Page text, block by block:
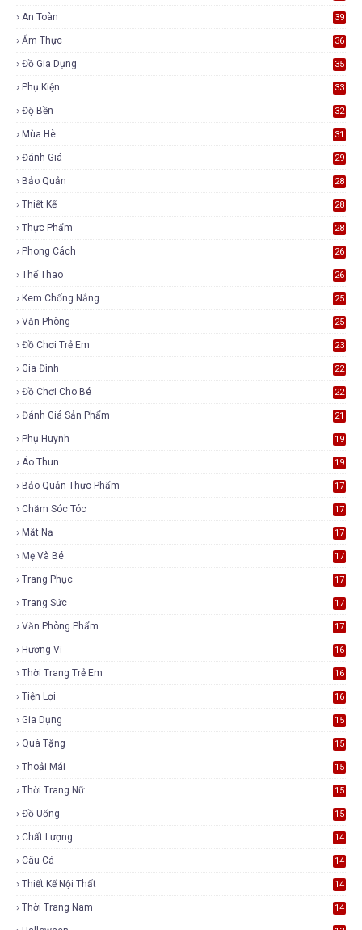
An Toàn 39
Ẩm Thực 36
Đồ Gia Dụng 35
Phụ Kiện 33
Độ Bền 32
Mùa Hè 31
Đánh Giá 29
Bảo Quản 28
Thiết Kế 28
Thực Phẩm 28
Phong Cách 26
Thể Thao 26
Kem Chống Nắng 25
Văn Phòng 25
Đồ Chơi Trẻ Em 23
Gia Đình 22
Đồ Chơi Cho Bé 22
Đánh Giá Sản Phẩm 21
Phụ Huynh 19
Áo Thun 19
Bảo Quản Thực Phẩm 17
Chăm Sóc Tóc 17
Mặt Nạ 17
Mẹ Và Bé 17
Trang Phục 17
Trang Sức 17
Văn Phòng Phẩm 17
Hương Vị 16
Thời Trang Trẻ Em 16
Tiện Lợi 16
Gia Dụng 15
Quà Tặng 15
Thoải Mái 15
Thời Trang Nữ 15
Đồ Uống 15
Chất Lượng 14
Câu Cá 14
Thiết Kế Nội Thất 14
Thời Trang Nam 14